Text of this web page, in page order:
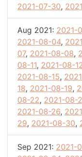
2021-07-30,
Aug 2021: 2021-
2021-08-04,
07, 2021-08-08,
08-11, 2021-08-
2021-08-15,
18, 2021-08-19,
08-22, 2021-08-
2021-08-26,
29, 2021-08-30,
Sep 2021: 2021-